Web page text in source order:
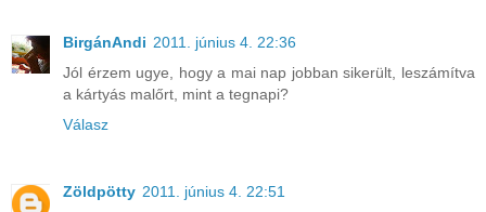
BirgánAndi 2011. június 4. 22:36
Jól érzem ugye, hogy a mai nap jobban sikerült, leszámítva
a kártyás malőrt, mint a tegnapi?
Válasz
Zöldpötty 2011. június 4. 22:51